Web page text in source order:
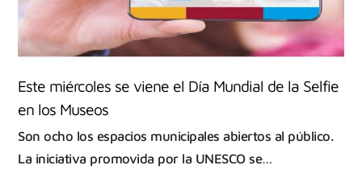
Este miércoles se viene el Día Mundial de la Selfie
en los Museos
Son ocho los espacios municipales abiertos al público.
La iniciativa promovida por la UNESCO se…